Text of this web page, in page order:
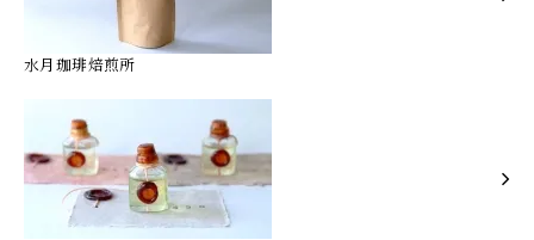
水月珈琲焙煎所